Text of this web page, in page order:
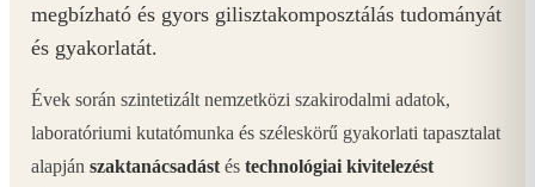
megbízható és gyors gilisztakomposztálás tudományát
és gyakorlatát.
Évek során szintetizált nemzetközi szakirodalmi adatok,
laboratóriumi kutatómunka és széleskörű gyakorlati tapasztalat
alapján szaktanácsadást és technológiai kivitelezést